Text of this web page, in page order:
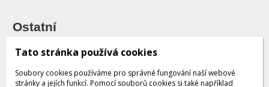
Ostatní
Sledování zásilek
Dárkové poukazy
Tato stránka používá cookies
Soubory cookies používáme pro správné fungování naší webové
stránky a jejích funkcí. Pomocí souborů cookies si také například